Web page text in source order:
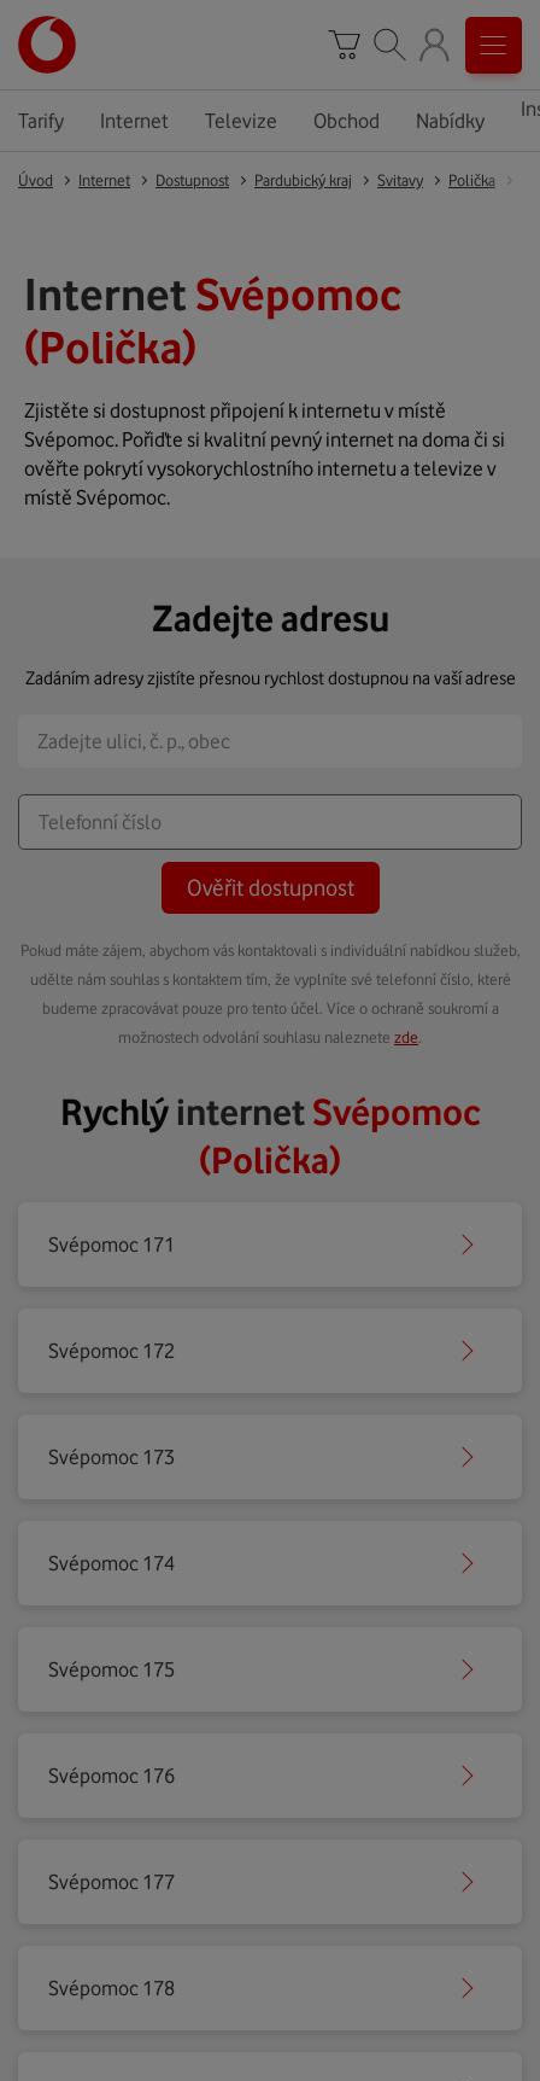
Tarify Internet Televize Obchod Nabídky
Úvod Internet Dostupnost Pardubický kraj Svitavy Polička
Internet Svépomoc
(Polička)
Zjistěte si dostupnost připojení k internetu v místě
Svépomoc. Pořiďte si kvalitní pevný internet na doma či si
ověřte pokrytí vysokorychlostního internetu a televize v
místě Svépomoc.
Zadejte adresu
Zadáním adresy zjistíte přesnou rychlost dostupnou na vaší adrese
Ověřit dostupnost
Pokud máte zájem, abychom vás kontaktovali s individuální nabídkou služeb,
udělte nám souhlas s kontaktem tím, že vyplníte své telefonní číslo, které
budeme zpracovávat pouze pro tento účel. Více o ochraně soukromí a
možnostech odvolání souhlasu naleznete zde
RychlýinternetSvépomoc
(Polička)
Svépomoc 171
Svépomoc 172
Svépomoc 173
Svépomoc 174
Svépomoc 175
Svépomoc 176
Svépomoc 177
Svépomoc 178